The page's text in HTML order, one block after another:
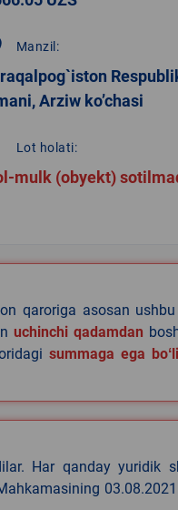
Manzil:
Arziw ko’chasi
Lot holati:
mulk (obyekt)
qaroriga asosan
uchinchi qadamdan
summaga ega
Har qanday yuridik